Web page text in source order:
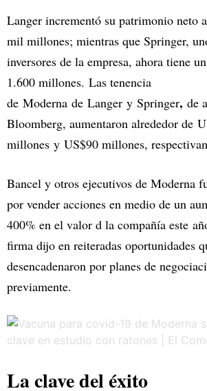
Langer incrementó su patrimonio neto
mil millones; mientras que Springer,
inversores de la empresa, ahora tiene
1.600 millones. Las tenencia
de Moderna de Langer y Springer, de
Bloomberg, aumentaron alrededor de
millones y US$90 millones,
Bancel y otros ejecutivos de Moderna
por vender acciones en medio de un
400% en el valor d la compañía este
firma dijo en reiteradas oportunidades
desencadenaron por planes de
previamente.
La clave del éxito